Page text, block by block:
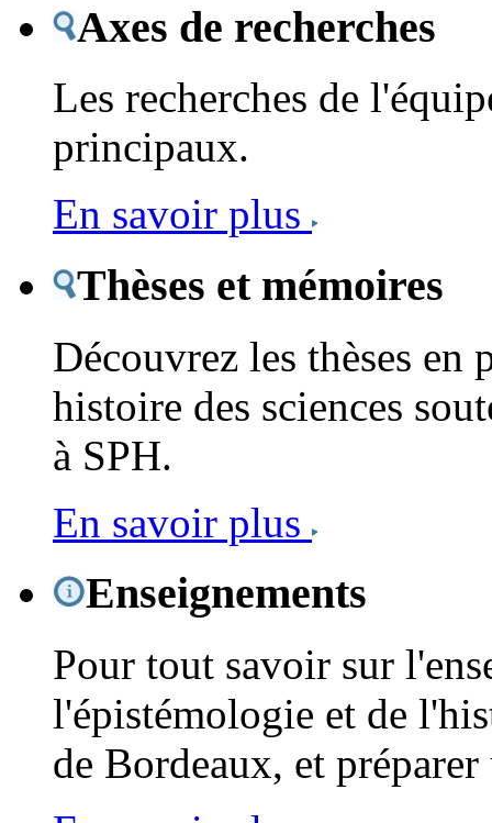
Axes de recherches
Les recherches de
principaux.
En savoir plus
Thèses et mémoires
Découvrez les thèses
histoire des sciences
à SPH.
En savoir plus
Enseignements
Pour tout savoir sur
l'épistémologie et de
de Bordeaux, et